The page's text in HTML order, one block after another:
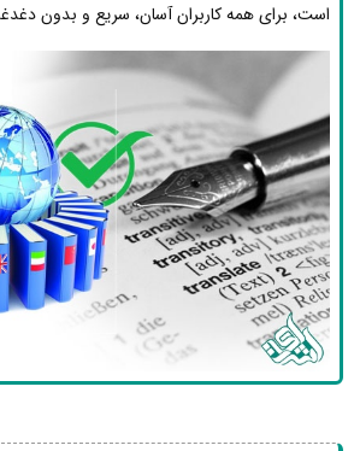
است، برای همه کاربران آسان، سریع و بدون